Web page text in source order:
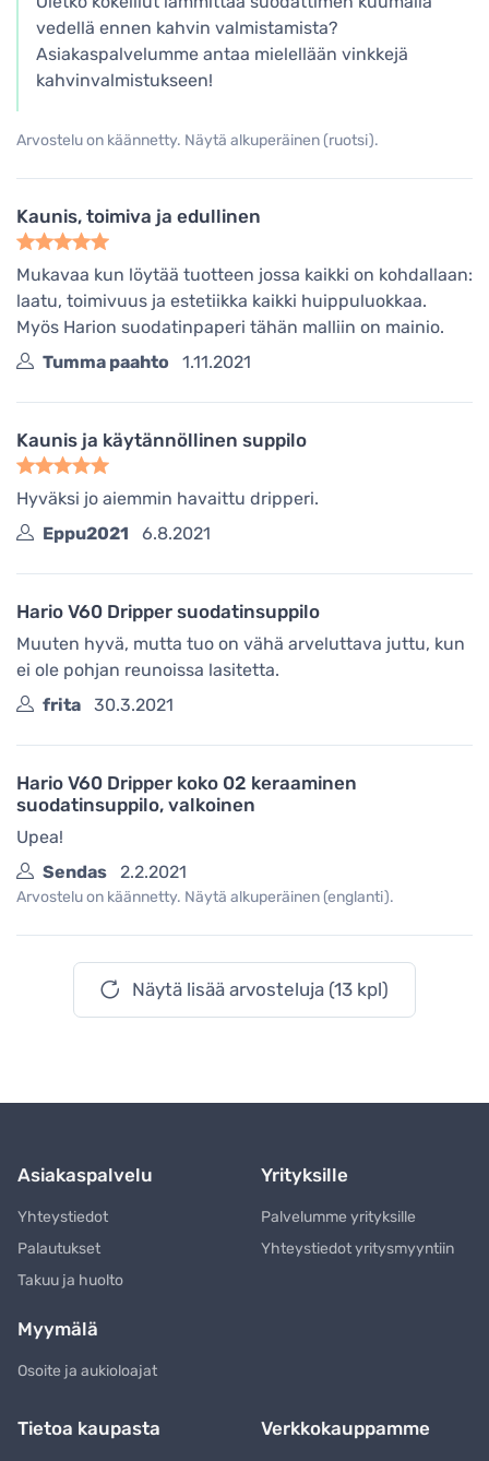
vedellä ennen kahvin valmistamista?
Asiakaspalvelumme antaa mielellään vinkkejä
kahvinvalmistukseen!
Arvostelu on käännetty. Näytä alkuperäinen (ruotsi).
Kaunis, toimiva ja edullinen
Mukavaa kun löytää tuotteen jossa kaikki on kohdallaan:
laatu, toimivuus ja estetiikka kaikki huippuluokkaa.
Myös Harion suodatinpaperi tähän malliin on mainio.
Tumma paahto
1.11.2021
Kaunis ja käytännöllinen suppilo
Hyväksi jo aiemmin havaittu dripperi.
Eppu2021
6.8.2021
Hario V60 Dripper suodatinsuppilo
Muuten hyvä, mutta tuo on vähä arveluttava juttu, kun
ei ole pohjan reunoissa lasitetta.
frita
30.3.2021
Hario V60 Dripper koko 02 keraaminen
suodatinsuppilo, valkoinen
Upea!
Sendas
2.2.2021
Arvostelu on käännetty. Näytä alkuperäinen (englanti).
Näytä lisää arvosteluja (13 kpl)
Asiakaspalvelu
Yhteystiedot
Palautukset
Takuu ja huolto
Yrityksille
Palvelumme yrityksille
Yhteystiedot yritysmyyntiin
Myymälä
Osoite ja aukioloajat
Tietoa kaupasta Verkkokauppamme